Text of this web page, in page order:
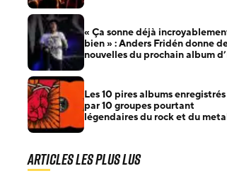
« Ça sonne déjà
bien » : Anders Fridén donne
nouvelles du prochain album
Les 10 pires albums enregistrés
par 10 groupes pourtant
légendaires du rock et du
Articles les plus lus